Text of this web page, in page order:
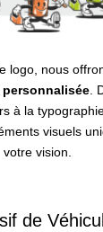
logo, nous
.
à la
visuels
votre vision.
de